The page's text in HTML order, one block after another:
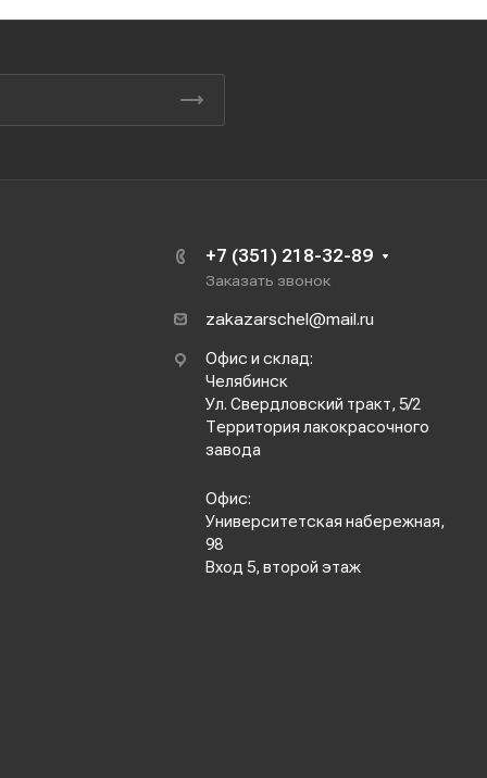
+7 (351) 218-32-89
Заказать звонок
zakazarschel@mail.ru
Офис и склад:
Челябинск
Ул. Свердловский тракт, 5/2
Территория лакокрасочного
завода
Офис:
Университетская набережная,
98
Вход 5, второй этаж